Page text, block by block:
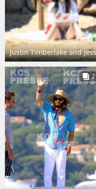
Justin Timberlake and